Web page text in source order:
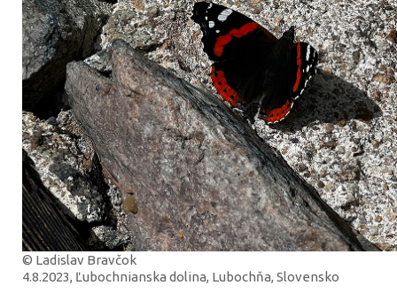
© Ladislav Bravčok
4.8.2023, Ľubochnianska dolina, Lubochňa, Slovensko